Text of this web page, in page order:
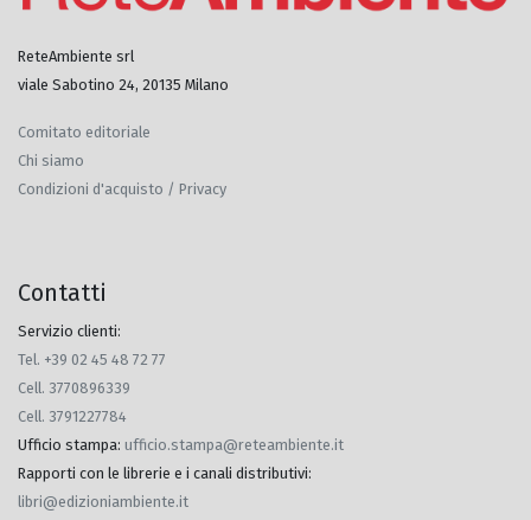
ReteAmbiente srl
viale Sabotino 24, 20135 Milano
Comitato editoriale
Chi siamo
Condizioni d'acquisto / Privacy
Contatti
Servizio clienti:
Tel. +39 02 45 48 72 77
Cell. 3770896339
Cell. 3791227784
Ufficio stampa: ufficio.stampa@reteambiente.it
Rapporti con le librerie e i canali distributivi:
libri@edizioniambiente.it